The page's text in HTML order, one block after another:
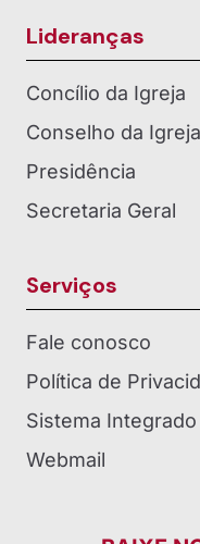
Lideranças
Concílio da Igreja
Conselho da Igreja
Presidência
Secretaria Geral
Serviços
Fale conosco
Política de
Sistema
Webmail